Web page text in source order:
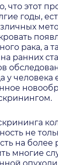
что этот
годы,
рака, а
ранних
у
не
на более
многие